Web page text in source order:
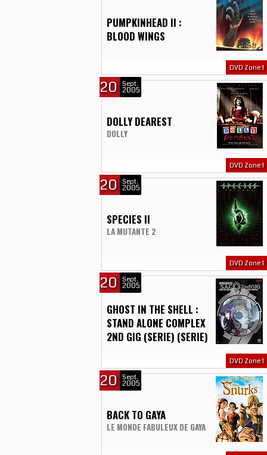
PUMPKINHEAD II :
BLOOD WINGS
DVD Zone 1
20 Sept.
2005
DOLLY DEAREST
DOLLY
DVD Zone 1
20 Sept.
2005
SPECIES II
LA MUTANTE 2
DVD Zone 1
20 Sept.
2005
GHOST IN THE SHELL :
STAND ALONE COMPLEX
2ND GIG (SERIE) (SERIE)
DVD Zone 1
20 Sept.
2005
BACK TO GAYA
LE MONDE FABULEUX DE GAYA